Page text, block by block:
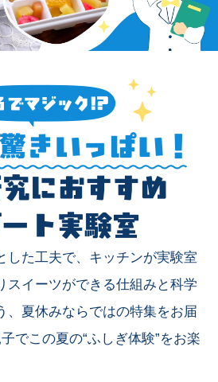
した工夫で、キッチンが実験室
スイーツができる仕組みと科学
、夏休みならではの特集をお届
でこの夏の“ふしぎ体験”をお楽